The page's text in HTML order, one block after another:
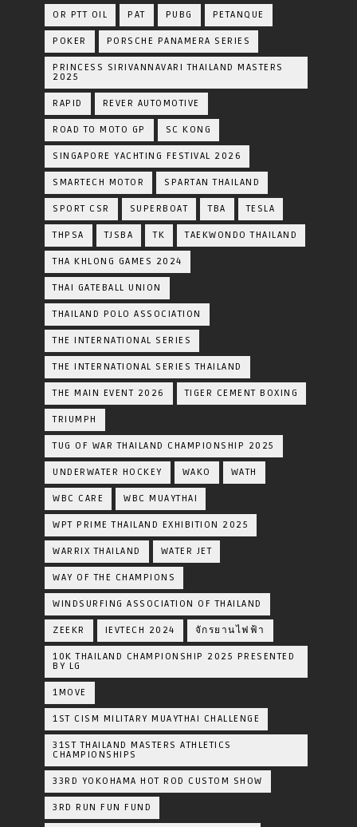
OR PTT OIL PAT PUBG PETANQUE
POKER PORSCHE PANAMERA SERIES
PRINCESS SIRIVANNAVARI THAILAND MASTERS
2025
RAPID REVER AUTOMOTIVE
ROAD TO MOTO GP SC KONG
SINGAPORE YACHTING FESTIVAL 2026
SMARTECH MOTOR SPARTAN THAILAND
SPORT CSR SUPERBOAT TBA TESLA
THPSA TJSBA TK TAEKWONDO THAILAND
THA KHLONG GAMES 2024
THAI GATEBALL UNION
THAILAND POLO ASSOCIATION
THE INTERNATIONAL SERIES
THE INTERNATIONAL SERIES THAILAND
THE MAIN EVENT 2026 TIGER CEMENT BOXING
TRIUMPH
TUG OF WAR THAILAND CHAMPIONSHIP 2025
UNDERWATER HOCKEY WAKO WATH
WBC CARE WBC MUAYTHAI
WPT PRIME THAILAND EXHIBITION 2025
WARRIX THAILAND WATER JET
WAY OF THE CHAMPIONS
WINDSURFING ASSOCIATION OF THAILAND
ZEEKR IEVTECH 2024 จักรยานไฟฟ้า
10K THAILAND CHAMPIONSHIP 2025 PRESENTED
BY LG
1MOVE
1ST CISM MILITARY MUAYTHAI CHALLENGE
31ST THAILAND MASTERS ATHLETICS
CHAMPIONSHIPS
33RD YOKOHAMA HOT ROD CUSTOM SHOW
3RD RUN FUN FUND